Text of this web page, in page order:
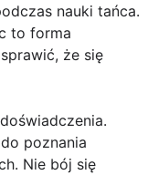
nauki tańca.
to forma
że się
poznania
Nie bój się